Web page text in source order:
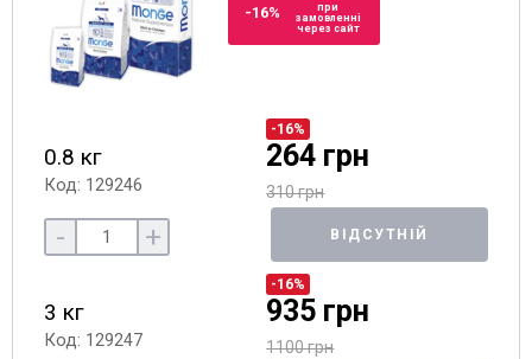
-16%
при
замовленні
через сайт
0.8 кг
Код: 129246
-16%
264 грн
310 грн
- + ВІДСУТНІЙ
3 кг
Код: 129247
-16%
935 грн
1100 грн